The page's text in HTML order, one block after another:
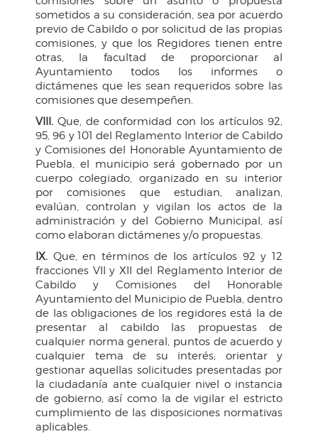
sometidos a su consideración, sea por acuerdo
previo de Cabildo o por solicitud de las propias
comisiones, y que los Regidores tienen entre
otras, la facultad de proporcionar al
Ayuntamiento todos los informes o
dictámenes que les sean requeridos sobre las
comisiones que desempeñen.
VIII. Que, de conformidad con los artículos 92,
95, 96 y 101 del Reglamento Interior de Cabildo
y Comisiones del Honorable Ayuntamiento de
Puebla, el municipio será gobernado por un
cuerpo colegiado, organizado en su interior
por comisiones que estudian, analizan,
evalúan, controlan y vigilan los actos de la
administración y del Gobierno Municipal, así
como elaboran dictámenes y/o propuestas.
IX. Que, en términos de los artículos 92 y 12
fracciones VII y XII del Reglamento Interior de
Cabildo y Comisiones del Honorable
Ayuntamiento del Municipio de Puebla, dentro
de las obligaciones de los regidores está la de
presentar al cabildo las propuestas de
cualquier norma general, puntos de acuerdo y
cualquier tema de su interés; orientar y
gestionar aquellas solicitudes presentadas por
la ciudadanía ante cualquier nivel o instancia
de gobierno, así como la de vigilar el estricto
cumplimiento de las disposiciones normativas
aplicables.